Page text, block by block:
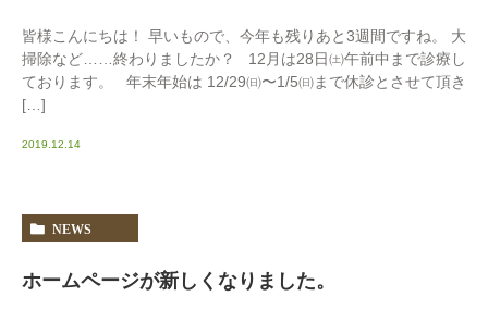
皆様こんにちは！ 早いもので、今年も残りあと3週間ですね。 大
掃除など……終わりましたか？ 12月は28日㈯午前中まで診療し
ております。 年末年始は 12/29㈰〜1/5㈰まで休診とさせて頂き
[…]
2019.12.14
NEWS
ホームページが新しくなりました。